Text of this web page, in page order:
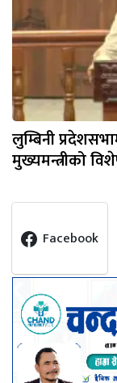
लुम्बिनी
मुख्यमन्त्रीको
Facebook